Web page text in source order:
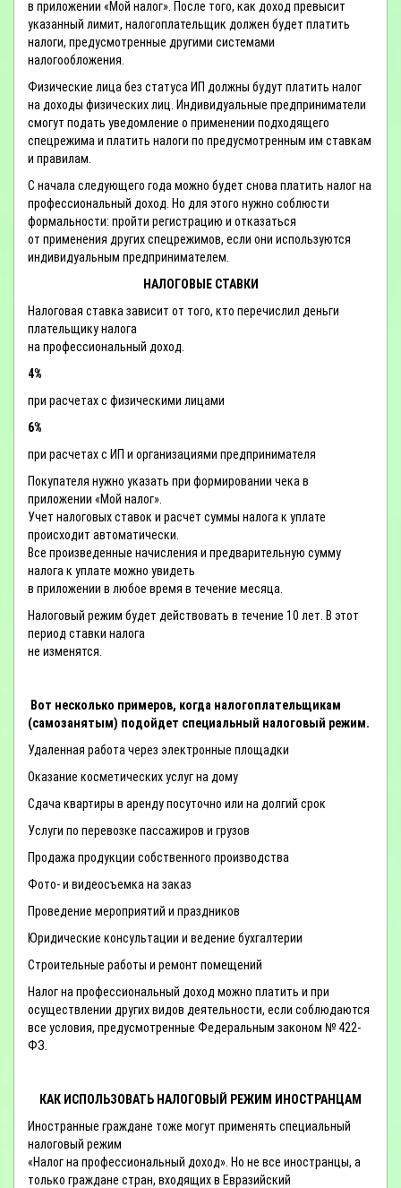
в приложении «Мой налог». После того, как доход превысит
указанный лимит, налогоплательщик должен будет платить
налоги, предусмотренные другими системами
налогообложения.
Физические лица без статуса ИП должны будут платить налог
на доходы физических лиц. Индивидуальные предприниматели
смогут подать уведомление о применении подходящего
спецрежима и платить налоги по предусмотренным им ставкам
и правилам.
С начала следующего года можно будет снова платить налог на
профессиональный доход. Но для этого нужно соблюсти
формальности: пройти регистрацию и отказаться
от применения других спецрежимов, если они используются
индивидуальным предпринимателем.
НАЛОГОВЫЕ СТАВКИ
Налоговая ставка зависит от того, кто перечислил деньги
плательщику налога
на профессиональный доход.
4%
при расчетах с физическими лицами
6%
при расчетах с ИП и организациями предпринимателя
Покупателя нужно указать при формировании чека в
приложении «Мой налог».
Учет налоговых ставок и расчет суммы налога к уплате
происходит автоматически.
Все произведенные начисления и предварительную сумму
налога к уплате можно увидеть
в приложении в любое время в течение месяца.
Налоговый режим будет действовать в течение 10 лет. В этот
период ставки налога
не изменятся.
Вот несколько примеров, когда налогоплательщикам
(самозанятым) подойдет специальный налоговый режим.
Удаленная работа через электронные площадки
Оказание косметических услуг на дому
Сдача квартиры в аренду посуточно или на долгий срок
Услуги по перевозке пассажиров и грузов
Продажа продукции собственного производства
Фото- и видеосъемка на заказ
Проведение мероприятий и праздников
Юридические консультации и ведение бухгалтерии
Строительные работы и ремонт помещений
Налог на профессиональный доход можно платить и при
осуществлении других видов деятельности, если соблюдаются
все условия, предусмотренные Федеральным законом № 422-
ФЗ.
КАК ИСПОЛЬЗОВАТЬ НАЛОГОВЫЙ РЕЖИМ ИНОСТРАНЦАМ
Иностранные граждане тоже могут применять специальный
налоговый режим
«Налог на профессиональный доход». Но не все иностранцы, а
только граждане стран, входящих в Евразийский